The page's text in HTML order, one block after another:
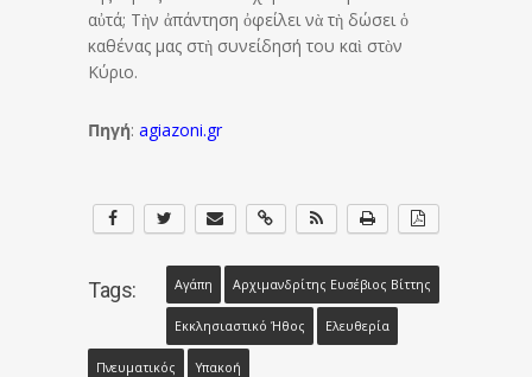
αὐτά; Τὴν ἀπάντηση ὀφείλει νὰ τὴ δώσει ὁ
καθένας μας στὴ συνείδησή του καὶ στὸν
Κύριο.
Πηγή: agiazoni.gr
Tags: Αγάπη Αρχιμανδρίτης Ευσέβιος Βίττης
Εκκλησιαστικό Ήθος Ελευθερία
Πνευματικός Υπακοή